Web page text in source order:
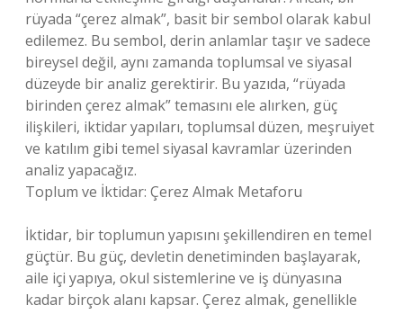
rüyada “çerez almak”, basit bir sembol olarak kabul
edilemez. Bu sembol, derin anlamlar taşır ve sadece
bireysel değil, aynı zamanda toplumsal ve siyasal
düzeyde bir analiz gerektirir. Bu yazıda, “rüyada
birinden çerez almak” temasını ele alırken, güç
ilişkileri, iktidar yapıları, toplumsal düzen, meşruiyet
ve katılım gibi temel siyasal kavramlar üzerinden
analiz yapacağız.
Toplum ve İktidar: Çerez Almak Metaforu
İktidar, bir toplumun yapısını şekillendiren en temel
güçtür. Bu güç, devletin denetiminden başlayarak,
aile içi yapıya, okul sistemlerine ve iş dünyasına
kadar birçok alanı kapsar. Çerez almak, genellikle